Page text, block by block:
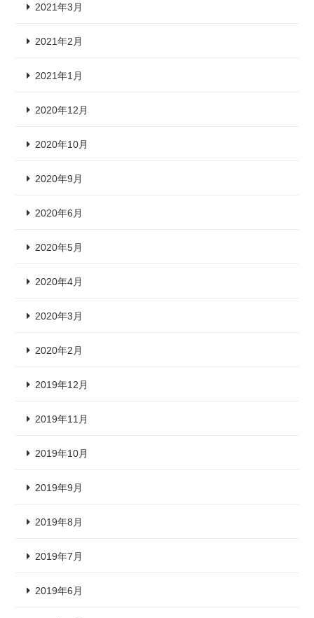
2021年3月
2021年2月
2021年1月
2020年12月
2020年10月
2020年9月
2020年6月
2020年5月
2020年4月
2020年3月
2020年2月
2019年12月
2019年11月
2019年10月
2019年9月
2019年8月
2019年7月
2019年6月